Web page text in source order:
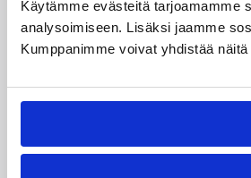
Käytämme evästeitä tarjoamamme
analysoimiseen. Lisäksi jaamme
Kumppanimme voivat yhdistää